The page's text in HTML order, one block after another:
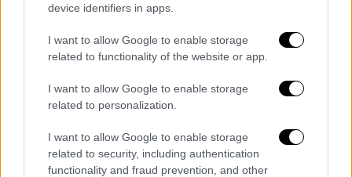
device identifiers in apps.
I want to allow Google to enable storage
related to functionality of the website or app.
I want to allow Google to enable storage
related to personalization.
I want to allow Google to enable storage
related to security, including authentication
functionality and fraud prevention, and other
02.08.2021 21:34
Λένα Διβάνη: Τα αδέλφια Τρικούπη, η
«συντηρητική» Ελλάδα και ο
υπερπροστατευτικός πατέρας